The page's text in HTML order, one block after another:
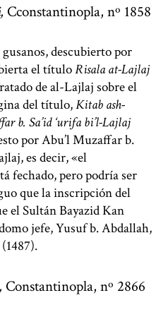
Cconstantinopla, nº 1858
descubierto por
el títuloRisala at-Lajlaj
de al-Lajlaj sobre el
del título,Kitab ash-
b. Sa’id ‘urifa bi’l-Lajlaj
por Abu’l Muzaffar b.
es decir, «el
fechado, pero podría ser
que la inscripción del
el Sultán Bayazid Kan
jefe, Yusuf b. Abdallah,
Constantinopla, nº 2866